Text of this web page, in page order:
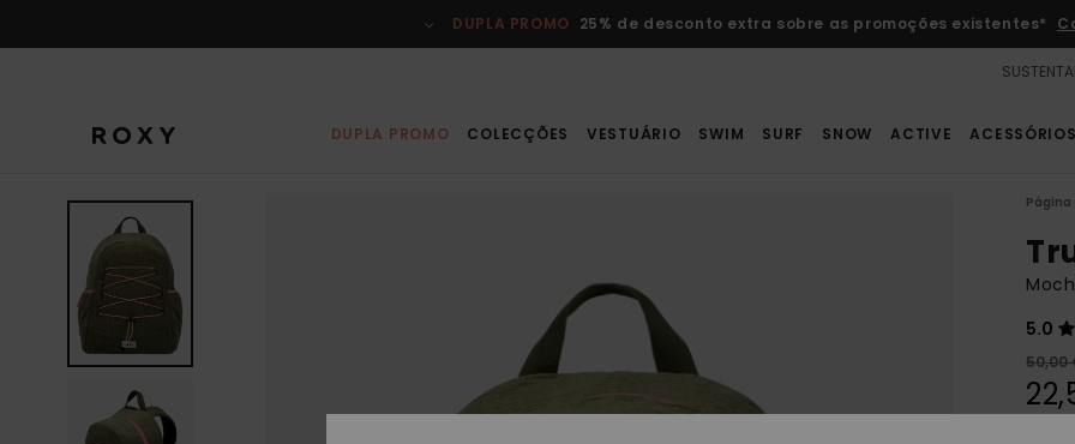
do
DUPLA PROMO 25% de desconto extra sobre as promoções existentes*
DUPLA PROMO COLECÇÕES VESTUÁRIO SWIM SURF SNOW ACTIVE ACESSÓRIOS
Página
5.0
50,00